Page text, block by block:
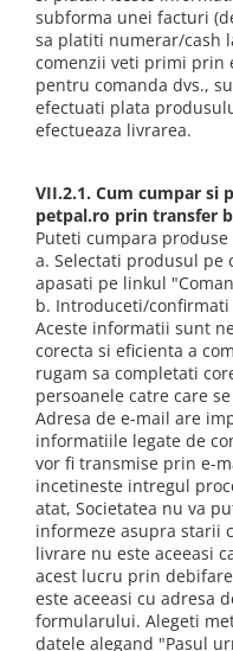
subforma unei facturi
sa platiti numerar/cash
comenzii veti primi prin
pentru comanda dvs.,
efectuati plata
efectueaza livrarea.
VII.2.1. Cum cumpar si
petpal.ro prin transfer
Puteti cumpara
a. Selectati produsul pe
apasati pe linkul
b. Introduceti/
Aceste informatii sunt
corecta si eficienta a
rugam sa completati
persoanele catre care
Adresa de e-mail are
informatiile legate de
vor fi transmise prin e-
incetineste intregul
atat, Societatea nu va
informeze asupra starii
livrare nu este aceeasi
acest lucru prin
este aceeasi cu adresa
formularului. Alegeti
datele alegand "Pasul